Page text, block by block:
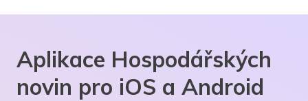
Aplikace Hospodářských
novin pro iOS a Android